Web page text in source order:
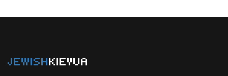
JEWISHKIEVUA